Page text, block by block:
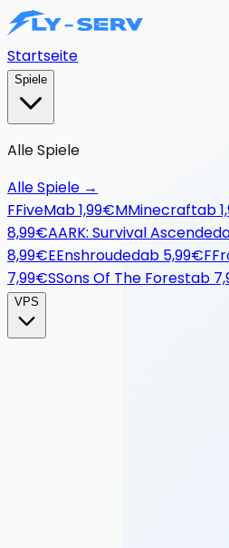
Startseite
Spiele
Alle Spiele
Alle Spiele →
FFiveMab1,99€MMinecraftab
8,99€AARK: Survival Ascended
8,99€EEnshroudedab 5,99€F
7,99€SSons Of The Forestab
VPS